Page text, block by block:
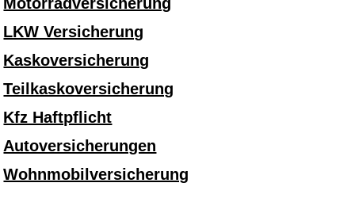
LKW Versicherung
Kaskoversicherung
Teilkaskoversicherung
Kfz Haftpflicht
Autoversicherungen
Wohnmobilversicherung